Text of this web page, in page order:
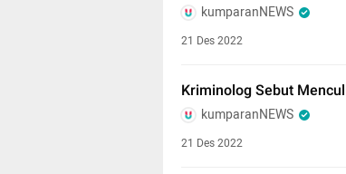
kumparanNEWS
21 Des 2022
Kriminolog Sebut
kumparanNEWS
21 Des 2022